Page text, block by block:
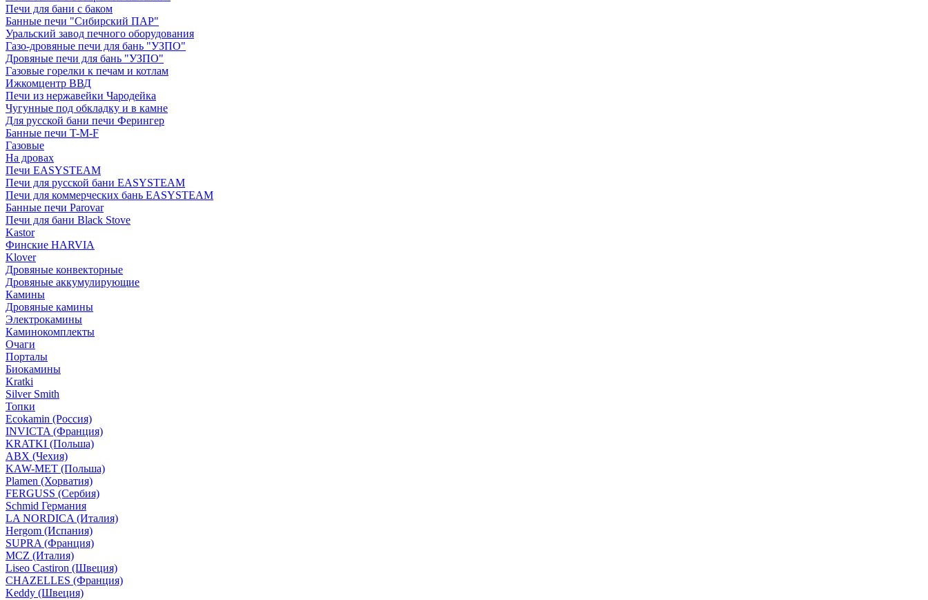
Печи для бани с баком
Банные печи "Сибирский ПАР"
Уральский завод печного оборудования
Газо-дровяные печи для бань "УЗПО"
Дровяные печи для бань "УЗПО"
Газовые горелки к печам и котлам
Ижкомцентр ВВД
Печи из нержавейки Чародейка
Чугунные под обкладку и в камне
Для русской бани печи Ферингер
Банные печи T-M-F
Газовые
На дровах
Печи EASYSTEAM
Печи для русской бани EASYSTEAM
Печи для коммерческих бань EASYSTEAM
Банные печи Parovar
Печи для бани Black Stove
Kastor
Финские HARVIA
Klover
Дровяные конвекторные
Дровяные аккумулирующие
Камины
Дровяные камины
Электрокамины
Каминокомплекты
Очаги
Порталы
Биокамины
Kratki
Silver Smith
Топки
Ecokamin (Россия)
INVICTA (Франция)
KRATKI (Польша)
ABX (Чехия)
KAW-MET (Польша)
Plamen (Хорватия)
FERGUSS (Сербия)
Schmid Германия
LA NORDICA (Италия)
Hergom (Испания)
SUPRA (Франция)
MCZ (Италия)
Liseo Castiron (Швеция)
CHAZELLES (Франция)
Keddy (Швеция)